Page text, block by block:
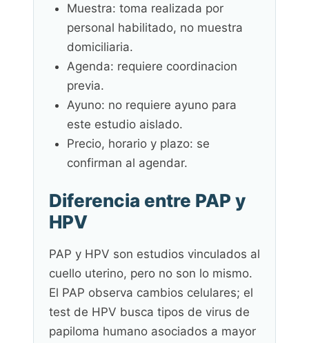
Muestra: toma realizada por
personal habilitado, no muestra
domiciliaria.
Agenda: requiere coordinacion
previa.
Ayuno: no requiere ayuno para
este estudio aislado.
Precio, horario y plazo: se
confirman al agendar.
Diferencia entre PAP y
HPV
PAP y HPV son estudios vinculados al
cuello uterino, pero no son lo mismo.
El PAP observa cambios celulares; el
test de HPV busca tipos de virus de
papiloma humano asociados a mayor